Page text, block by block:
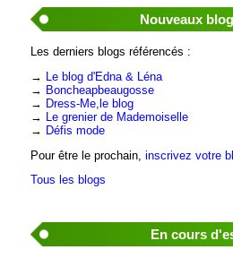
Nouveaux
Les derniers blogs référencés :
→
Le blog d'Edna & Léna
→ Boncheapbeaugosse
→ Dress-Me,le blog
→
Le grenier de Mademoiselle
→ Défis mode
Pour être le prochain, inscrivez votre
Tous les blogs
En cours